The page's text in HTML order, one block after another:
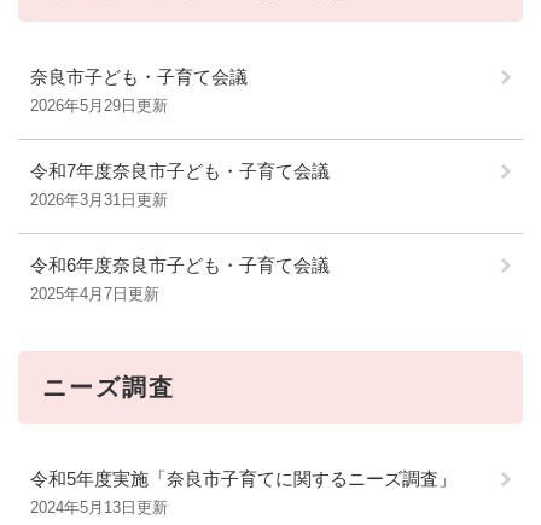
奈良市子ども・子育て会議
2026年5月29日更新
令和7年度奈良市子ども・子育て会議
2026年3月31日更新
令和6年度奈良市子ども・子育て会議
2025年4月7日更新
ニーズ調査
令和5年度実施「奈良市子育てに関するニーズ調査」
2024年5月13日更新